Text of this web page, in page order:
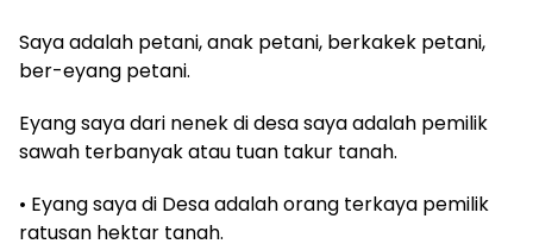
‎Saya adalah petani, anak petani, berkakek petani,
ber-eyang petani.
‎Eyang saya dari nenek di desa saya adalah pemilik
sawah terbanyak atau tuan takur tanah.
‎• Eyang saya di Desa adalah orang terkaya pemilik
ratusan hektar tanah.